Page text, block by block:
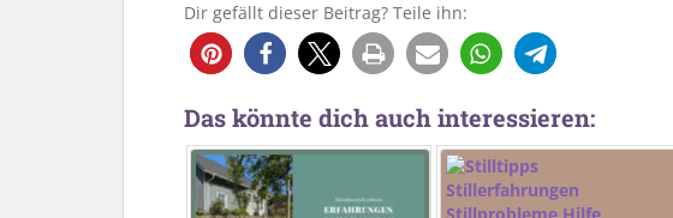
Dir gefällt dieser Beitrag? Teile ihn:
Das könnte dich auch interessieren: